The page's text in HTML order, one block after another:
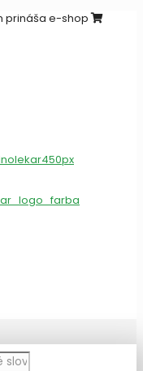
prináša e-shop